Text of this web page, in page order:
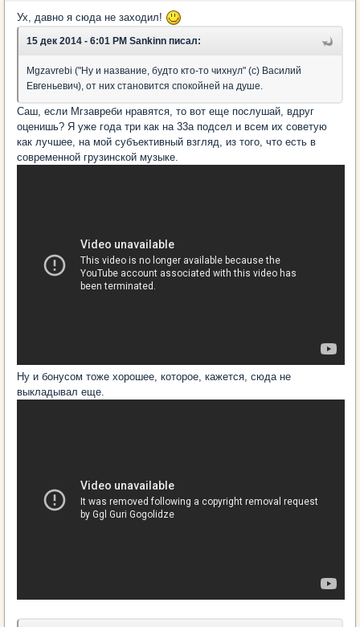
Ух, давно я сюда не заходил!
15 дек 2014 - 6:01 PM Sankinn писал:
Mgzavrebi ("Ну и название, будто кто-то чихнул" (с) Василий
Евгеньевич), от них становится спокойней на душе.
Саш, если Мгзавреби нравятся, то вот еще послушай, вдруг
оценишь? Я уже года три как на 33a подсел и всем их советую
как лучшее, на мой субъективный взгляд, из того, что есть в
современной грузинской музыке.
Ну и бонусом тоже хорошее, которое, кажется, сюда не
выкладывал еще.